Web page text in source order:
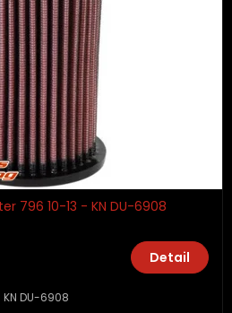
796 10-13 - KN DU-6908
Detail
KN DU-6908